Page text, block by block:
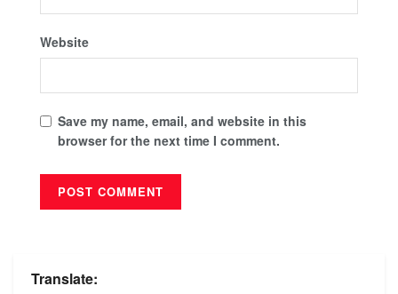
Website
Save my name, email, and website in this
browser for the next time I comment.
Translate: